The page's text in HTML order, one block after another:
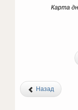
Карта
Назад